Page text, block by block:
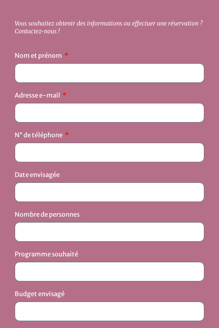
Vous souhaitez obtenir des informations ou effectuer une réservation ?
Contactez-nous !
Nom et prénom
Adresse e-mail
N° de téléphone
Date envisagée
Nombre de personnes
Programme souhaité
Budget envisagé